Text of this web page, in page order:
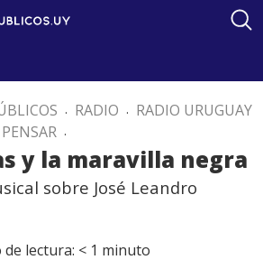
. RADIO . RADIO URUGUAY
.
y la maravilla negra
sobre José Leandro
lectura: < 1 minuto